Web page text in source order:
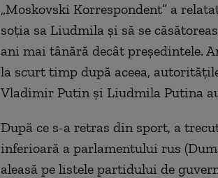
„Moskovski Korrespondent” a
soția sa Liudmila și să se
ani mai tânără decât președintele.
la scurt timp după aceea,
Vladimir Putin și Liudmila Putina
După ce s-a retras din sport, a
inferioară a parlamentului rus
aleasă pe listele partidului de